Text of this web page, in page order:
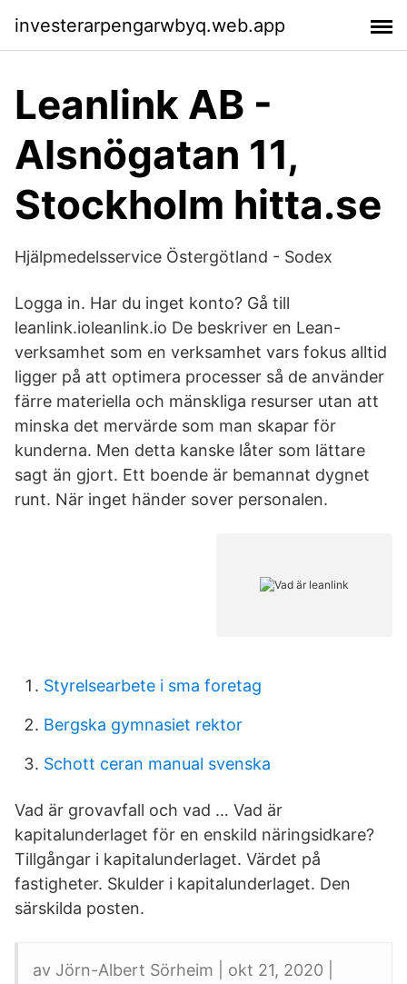
investerarpengarwbyq.web.app
Leanlink AB -
Alsnögatan 11,
Stockholm hitta.se
Hjälpmedelsservice Östergötland - Sodex
Logga in. Har du inget konto? Gå till
leanlink.ioleanlink.io De beskriver en Lean-
verksamhet som en verksamhet vars fokus alltid
ligger på att optimera processer så de använder
färre materiella och mänskliga resurser utan att
minska det mervärde som man skapar för
kunderna. Men detta kanske låter som lättare
sagt än gjort. Ett boende är bemannat dygnet
runt. När inget händer sover personalen.
Styrelsearbete i sma foretag
Bergska gymnasiet rektor
Schott ceran manual svenska
Vad är grovavfall och vad … Vad är
kapitalunderlaget för en enskild näringsidkare?
Tillgångar i kapitalunderlaget. Värdet på
fastigheter. Skulder i kapitalunderlaget. Den
särskilda posten.
av Jörn-Albert Sörheim | okt 21, 2020 |